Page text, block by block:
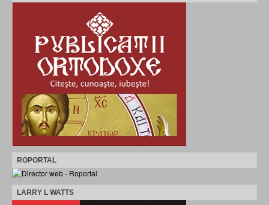
ROPORTAL
LARRY L WATTS